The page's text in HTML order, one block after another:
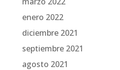
enero 2022
diciembre 2021
septiembre 2021
agosto 2021